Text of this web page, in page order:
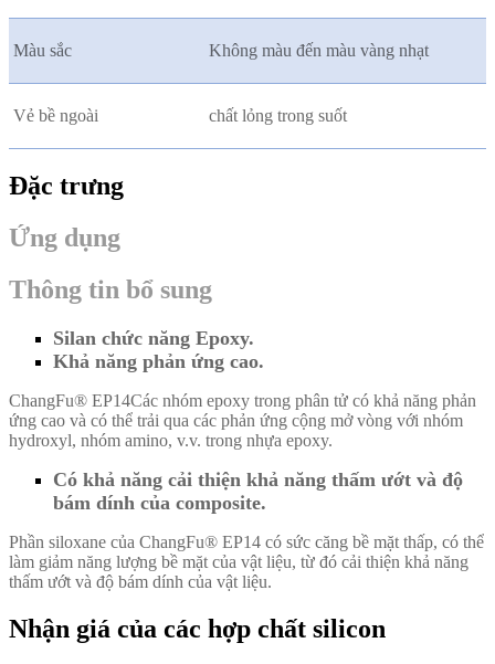
Màu sắc Không màu đến màu vàng nhạt
Vẻ bề ngoài chất lỏng trong suốt
Đặc trưng
Ứng dụng
Thông tin bổ sung
Silan chức năng Epoxy.
Khả năng phản ứng cao.
ChangFu® EP14Các nhóm epoxy trong phân tử có khả năng phản
ứng cao và có thể trải qua các phản ứng cộng mở vòng với nhóm
hydroxyl, nhóm amino, v.v. trong nhựa epoxy.
Có khả năng cải thiện khả năng thấm ướt và độ
bám dính của composite.
Phần siloxane của ChangFu® EP14 có sức căng bề mặt thấp, có thể
làm giảm năng lượng bề mặt của vật liệu, từ đó cải thiện khả năng
thấm ướt và độ bám dính của vật liệu.
Nhận giá của các hợp chất silicon